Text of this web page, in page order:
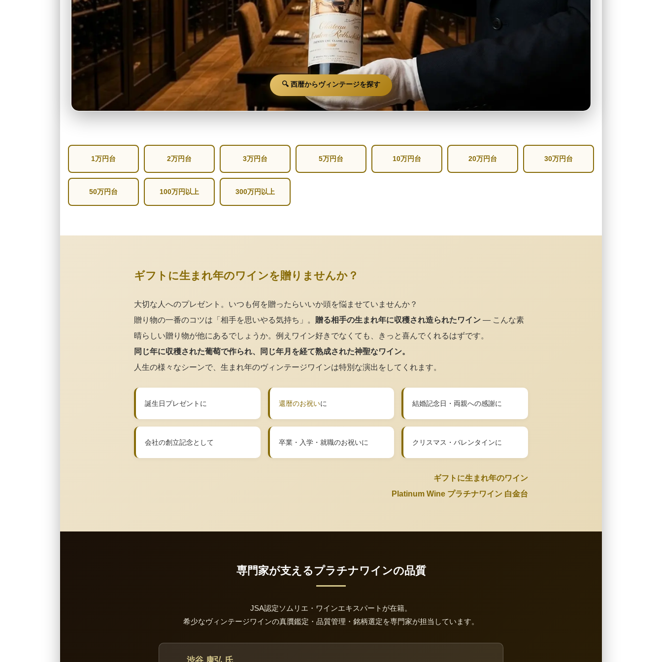
🔍 西暦からヴィンテージを探す
1万円台 2万円台 3万円台 5万円台 10万円台 20万円台 30万円台
50万円台 100万円以上 300万円以上
ギフトに生まれ年のワインを贈りませんか？
大切な人へのプレゼント。いつも何を贈ったらいいか頭を悩ませていませんか？
贈り物の一番のコツは「相手を思いやる気持ち」。 贈る相手の生まれ年に収穫され造られたワイン — こんな素
晴らしい贈り物が他にあるでしょうか。例えワイン好きでなくても、きっと喜んでくれるはずです。
同じ年に収穫された葡萄で作られ、同じ年月を経て熟成された神聖なワイン。
人生の様々なシーンで、生まれ年のヴィンテージワインは特別な演出をしてくれます。
誕生日プレゼントに 還暦のお祝いに 結婚記念日・両親への感謝に
会社の創立記念として 卒業・入学・就職のお祝いに クリスマス・バレンタインに
ギフトに生まれ年のワイン
Platinum Wine プラチナワイン 白金台
専門家が支えるプラチナワインの品質
JSA認定ソムリエ・ワインエキスパートが在籍。
希少なヴィンテージワインの真贋鑑定・品質管理・銘柄選定を専門家が担当しています。